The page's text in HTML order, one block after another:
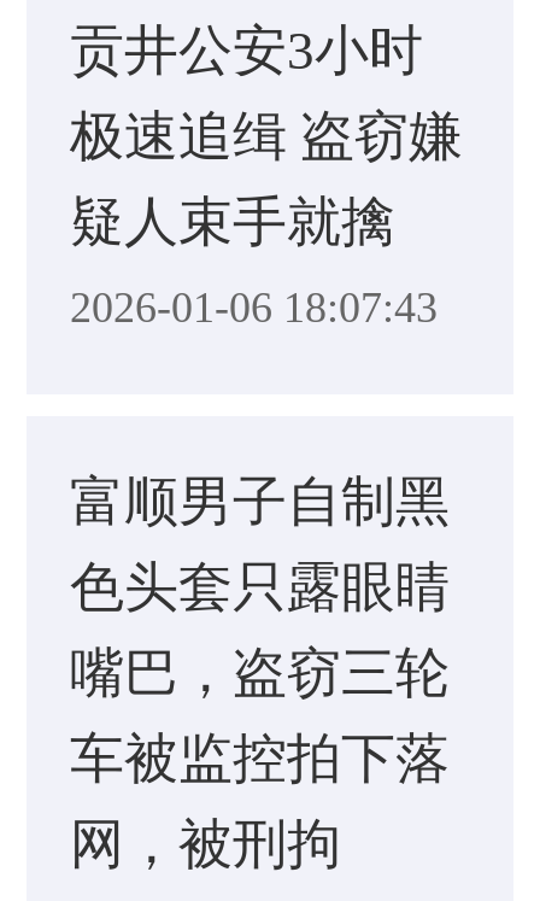
贡井公安3小时
极速追缉 盗窃嫌
疑人束手就擒
2026-01-06 18:07:43
富顺男子自制黑
色头套只露眼睛
嘴巴，盗窃三轮
车被监控拍下落
网，被刑拘